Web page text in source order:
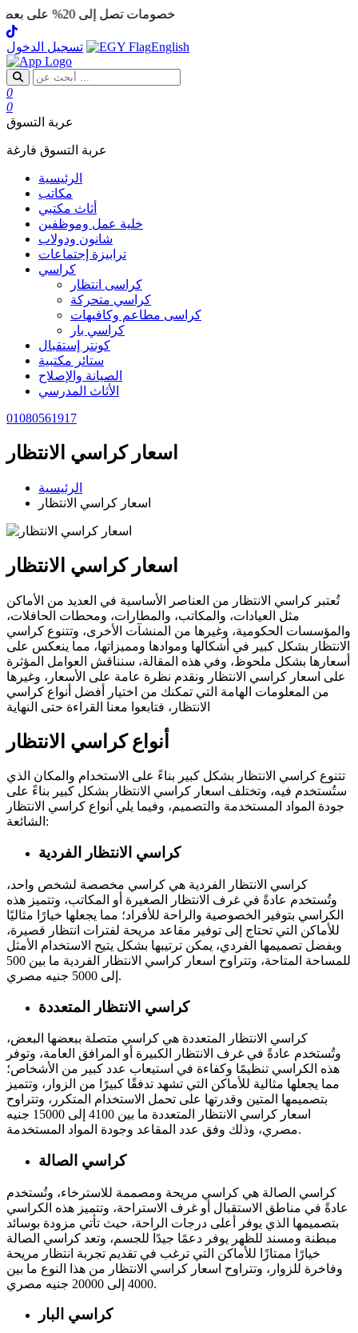
خصومات تصل إلى 20% على بعض المنتجات
تسجيل الدخول English
0
0
عربة التسوق
عربة التسوق فارغة
الرئيسية
مكاتب
أثاث مكتبي
خلية عمل وموظفين
شانون ودولاب
ترابيزة إجتماعات
كراسي
كراسى انتظار
كراسي متحركة
كراسى مطاعم وكافيهات
كراسي بار
كونتر إستقبال
ستائر مكتبية
الصيانة والإصلاح
الأثاث المدرسي
01080561917
اسعار كراسي الانتظار
الرئيسية
اسعار كراسي الانتظار
اسعار كراسي الانتظار
تُعتبر كراسي الانتظار من العناصر الأساسية في العديد من الأماكن
مثل العيادات، والمكاتب، والمطارات، ومحطات الحافلات،
والمؤسسات الحكومية، وغيرها من المنشآت الأخرى، وتتنوع كراسي
الانتظار بشكل كبير في أشكالها وموادها ومميزاتها، مما ينعكس على
أسعارها بشكل ملحوظ، وفي هذه المقالة، سنناقش العوامل المؤثرة
على اسعار كراسي الانتظار ونقدم نظرة عامة على الأسعار، وغيرها
من المعلومات الهامة التي تمكنك من اختيار أفضل أنواع كراسي
الانتظار، فتابعوا معنا القراءة حتى النهاية
أنواع كراسي الانتظار
تتنوع كراسي الانتظار بشكل كبير بناءً على الاستخدام والمكان الذي
ستُستخدم فيه، وتختلف اسعار كراسي الانتظار بشكل كبير بناءً على
جودة المواد المستخدمة والتصميم، وفيما يلي أنواع كراسي الانتظار
الشائعة:
كراسي الانتظار الفردية
كراسي الانتظار الفردية هي كراسي مخصصة لشخص واحد،
وتُستخدم عادةً في غرف الانتظار الصغيرة أو المكاتب، وتتميز هذه
الكراسي بتوفير الخصوصية والراحة للأفراد؛ مما يجعلها خيارًا مثاليًا
للأماكن التي تحتاج إلى توفير مقاعد مريحة لفترات انتظار قصيرة،
وبفضل تصميمها الفردي، يمكن ترتيبها بشكل يتيح الاستخدام الأمثل
للمساحة المتاحة، وتتراوح اسعار كراسي الانتظار الفردية ما بين 500
إلى 5000 جنيه مصري.
كراسي الانتظار المتعددة
كراسي الانتظار المتعددة هي كراسي متصلة ببعضها البعض،
وتُستخدم عادةً في غرف الانتظار الكبيرة أو المرافق العامة، وتوفر
هذه الكراسي تنظيمًا وكفاءة في استيعاب عدد كبير من الأشخاص؛
مما يجعلها مثالية للأماكن التي تشهد تدفقًا كبيرًا من الزوار، وتتميز
بتصميمها المتين وقدرتها على تحمل الاستخدام المتكرر، وتتراوح
اسعار كراسي الانتظار المتعددة ما بين 4100 إلى 15000 جنيه
مصري، وذلك وفق عدد المقاعد وجودة المواد المستخدمة.
كراسي الصالة
كراسي الصالة هي كراسي مريحة ومصممة للاسترخاء، وتُستخدم
عادةً في مناطق الاستقبال أو غرف الاستراحة، وتتميز هذه الكراسي
بتصميمها الذي يوفر أعلى درجات الراحة، حيث تأتي مزودة بوسائد
مبطنة ومسند للظهر يوفر دعمًا جيدًا للجسم، وتعد كراسي الصالة
خيارًا ممتازًا للأماكن التي ترغب في تقديم تجربة انتظار مريحة
وفاخرة للزوار، وتتراوح اسعار كراسي الانتظار من هذا النوع ما بين
4000 إلى 20000 جنيه مصري.
كراسي البار